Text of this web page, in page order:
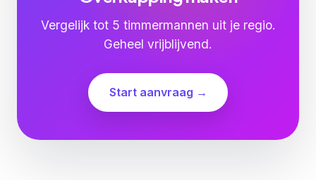
Vergelijk tot 5 timmermannen uit je regio.
Geheel vrijblijvend.
Start aanvraag →